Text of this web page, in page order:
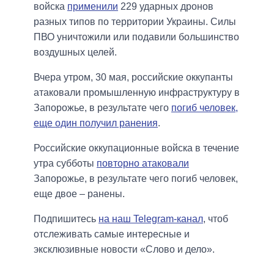
войска применили 229 ударных дронов
разных типов по территории Украины. Силы
ПВО уничтожили или подавили большинство
воздушных целей.
Вчера утром, 30 мая, российские оккупанты
атаковали промышленную инфраструктуру в
Запорожье, в результате чего погиб человек,
еще один получил ранения.
Российские оккупационные войска в течение
утра субботы повторно атаковали
Запорожье, в результате чего погиб человек,
еще двое – ранены.
Подпишитесь на наш Telegram-канал, чтоб
отслеживать самые интересные и
эксклюзивные новости «Слово и дело».